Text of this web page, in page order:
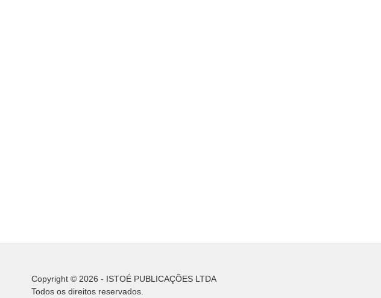
Copyright © 2026 - ISTOÉ PUBLICAÇÕES LTDA
Todos os direitos reservados.